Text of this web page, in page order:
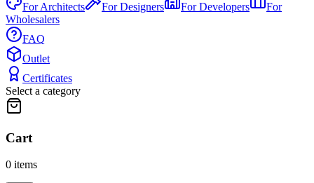
For Architects
For Designers For Developers
For
Wholesalers
FAQ
Outlet
Certificates
Select a category
Cart
0 items